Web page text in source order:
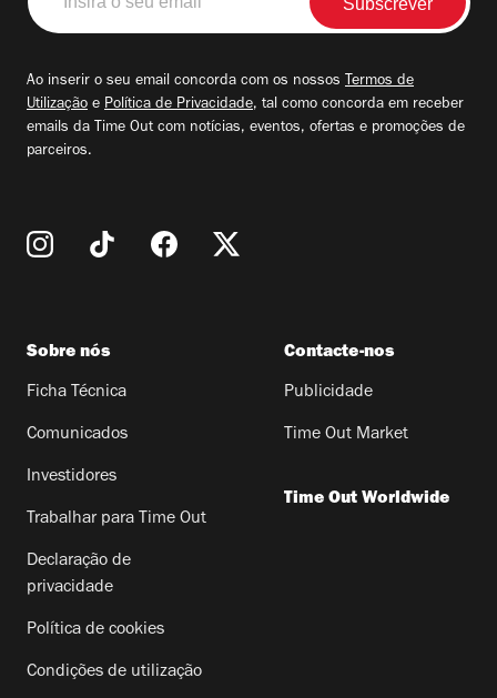
o
seu
Ao inserir o seu email concorda com os nossos Termos de
Utilização e Política de Privacidade, tal como concorda em receber
emails da Time Out com notícias, eventos, ofertas e promoções de
parceiros.
Sobre nós
Ficha Técnica
Comunicados
Investidores
Trabalhar para Time Out
Declaração de
privacidade
Política de cookies
Condições de utilização
Contacte-nos
Publicidade
Time Out Market
Time Out Worldwide